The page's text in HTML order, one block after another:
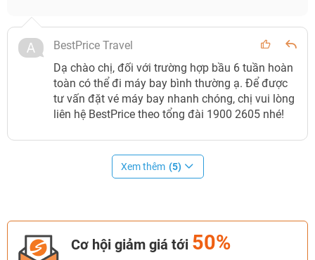
BestPrice Travel
Dạ chào chị, đối với trường hợp bầu 6 tuần hoàn
toàn có thể đi máy bay bình thường ạ. Để được
tư vấn đặt vé máy bay nhanh chóng, chị vui lòng
liên hệ BestPrice theo tổng đài 1900 2605 nhé!
Xem thêm (5)
Cơ hội giảm giá tới 50%